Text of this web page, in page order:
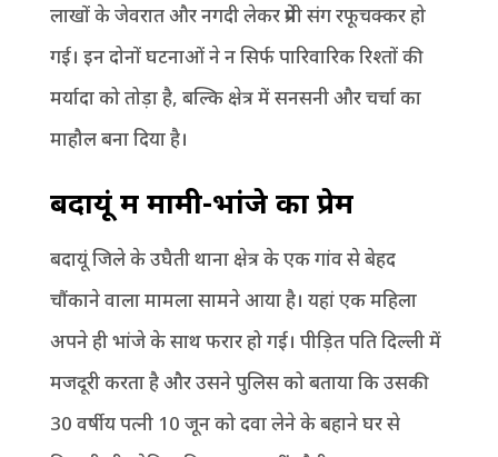
लाखों के जेवरात और नगदी लेकर प्रेमी संग रफूचक्कर हो
गई। इन दोनों घटनाओं ने न सिर्फ पारिवारिक रिश्तों की
मर्यादा को तोड़ा है, बल्कि क्षेत्र में सनसनी और चर्चा का
माहौल बना दिया है।
बदायूं में मामी-भांजे का प्रेम
बदायूं जिले के उघैती थाना क्षेत्र के एक गांव से बेहद
चौंकाने वाला मामला सामने आया है। यहां एक महिला
अपने ही भांजे के साथ फरार हो गई। पीड़ित पति दिल्ली में
मजदूरी करता है और उसने पुलिस को बताया कि उसकी
30 वर्षीय पत्नी 10 जून को दवा लेने के बहाने घर से